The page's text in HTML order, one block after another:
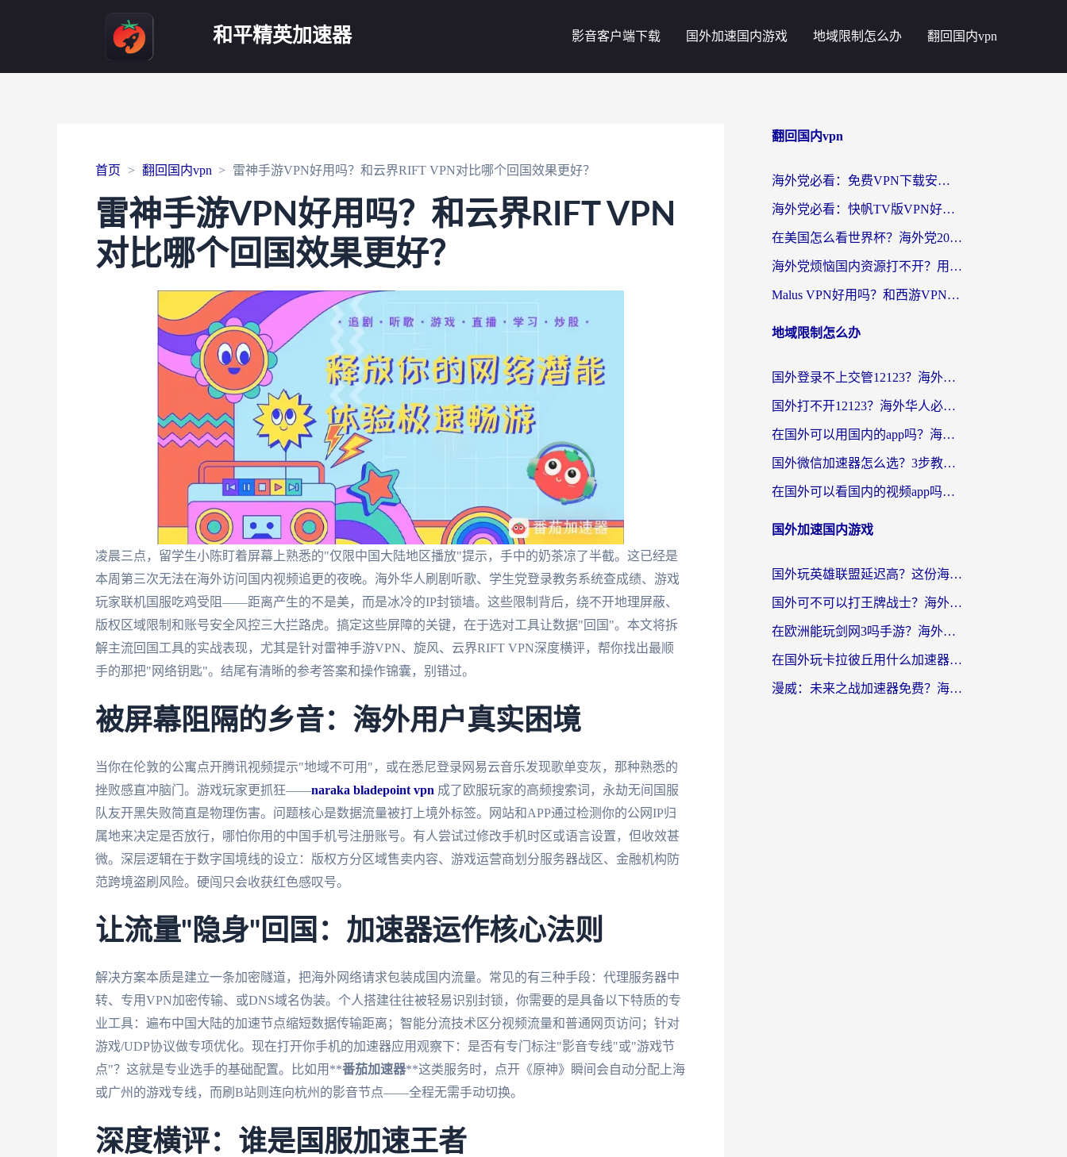
和平精英加速器 影音客户端下载 国外加速国内游戏 地域限制怎么办 翻回国内vpn
首页 翻回国内vpn 雷神手游VPN好用吗？和云界RIFT VPN对比哪个回国效果更好？
雷神手游VPN好用吗？和云界RIFT VPN
对比哪个回国效果更好？
凌晨三点，留学生小陈盯着屏幕上熟悉的"仅限中国大陆地区播放"提示，手中的奶茶凉了半截。这已经是
本周第三次无法在海外访问国内视频追更的夜晚。海外华人刷剧听歌、学生党登录教务系统查成绩、游戏
玩家联机国服吃鸡受阻——距离产生的不是美，而是冰冷的IP封锁墙。这些限制背后，绕不开地理屏蔽、
版权区域限制和账号安全风控三大拦路虎。搞定这些屏障的关键，在于选对工具让数据"回国"。本文将拆
解主流回国工具的实战表现，尤其是针对雷神手游VPN、旋风、云界RIFT VPN深度横评，帮你找出最顺
手的那把"网络钥匙"。结尾有清晰的参考答案和操作锦囊，别错过。
被屏幕阻隔的乡音：海外用户真实困境
当你在伦敦的公寓点开腾讯视频提示"地域不可用"，或在悉尼登录网易云音乐发现歌单变灰，那种熟悉的
挫败感直冲脑门。游戏玩家更抓狂——naraka bladepoint vpn 成了欧服玩家的高频搜索词，永劫无间国服
队友开黑失败简直是物理伤害。问题核心是数据流量被打上境外标签。网站和APP通过检测你的公网IP归
属地来决定是否放行，哪怕你用的中国手机号注册账号。有人尝试过修改手机时区或语言设置，但收效甚
微。深层逻辑在于数字国境线的设立：版权方分区域售卖内容、游戏运营商划分服务器战区、金融机构防
范跨境盗刷风险。硬闯只会收获红色感叹号。
让流量"隐身"回国：加速器运作核心法则
解决方案本质是建立一条加密隧道，把海外网络请求包装成国内流量。常见的有三种手段：代理服务器中
转、专用VPN加密传输、或DNS域名伪装。个人搭建往往被轻易识别封锁，你需要的是具备以下特质的专
业工具：遍布中国大陆的加速节点缩短数据传输距离；智能分流技术区分视频流量和普通网页访问；针对
游戏/UDP协议做专项优化。现在打开你手机的加速器应用观察下：是否有专门标注"影音专线"或"游戏节
点"？这就是专业选手的基础配置。比如用**番茄加速器**这类服务时，点开《原神》瞬间会自动分配上海
或广州的游戏专线，而刷B站则连向杭州的影音节点——全程无需手动切换。
深度横评：谁是国服加速王者
翻回国内vpn
海外党必看：免费VPN下载安卓+3步选对国外到国内加速器，无缝刷国内资源
海外党必看：快帆TV版VPN好用吗？和斧牛手游VPN对比哪个回国效果更好？附电脑翻墙回国实用技巧
在美国怎么看世界杯？海外党2026最新回国加速器指南：从影音到游戏全搞定
海外党烦恼国内资源打不开？用VPN上海节点+这几点，轻松搞定回国加速！
Malus VPN好用吗？和西游VPN对比哪个回国效果更好？海外党亲测后的真实选择
地域限制怎么办
国外登录不上交管12123？海外党选对回国加速器，无缝访问国内资源不发愁
国外打不开12123？海外华人必看：选对回国加速器，无缝访问国内资源
在国外可以用国内的app吗？海外党亲测有效的回国加速方案
国外微信加速器怎么选？3步教你无缝访问国内资源（附避坑指南）
在国外可以看国内的视频app吗知乎？海外党亲测有效的追剧解决方案
国外加速国内游戏
国外玩英雄联盟延迟高？这份海外畅玩国服游戏的加速器终极指南帮你搞定
国外可不可以打王牌战士？海外党国服游戏加速终极指南（附3款热门游戏实测）
在欧洲能玩剑网3吗手游？海外党国服畅玩终极攻略（附三大热门游戏解决方案）
在国外玩卡拉彼丘用什么加速器好一点？海外党亲测有效的国服游戏加速指南
漫威：未来之战加速器免费？海外玩家国服畅玩终极指南（附一梦江湖弈剑行解决方案）